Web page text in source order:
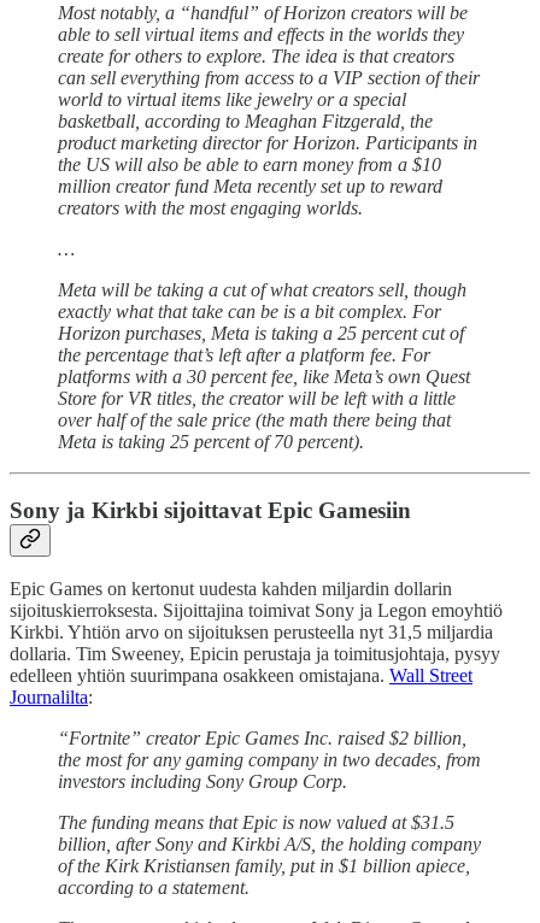
Most notably, a “handful” of Horizon creators will be
able to sell virtual items and effects in the worlds they
create for others to explore. The idea is that creators
can sell everything from access to a VIP section of their
world to virtual items like jewelry or a special
basketball, according to Meaghan Fitzgerald, the
product marketing director for Horizon. Participants in
the US will also be able to earn money from a $10
million creator fund Meta recently set up to reward
creators with the most engaging worlds.
…
Meta will be taking a cut of what creators sell, though
exactly what that take can be is a bit complex. For
Horizon purchases, Meta is taking a 25 percent cut of
the percentage that’s left after a platform fee. For
platforms with a 30 percent fee, like Meta’s own Quest
Store for VR titles, the creator will be left with a little
over half of the sale price (the math there being that
Meta is taking 25 percent of 70 percent).
Sony ja Kirkbi sijoittavat Epic Gamesiin
Epic Games on kertonut uudesta kahden miljardin dollarin
sijoituskierroksesta. Sijoittajina toimivat Sony ja Legon emoyhtiö
Kirkbi. Yhtiön arvo on sijoituksen perusteella nyt 31,5 miljardia
dollaria. Tim Sweeney, Epicin perustaja ja toimitusjohtaja, pysyy
edelleen yhtiön suurimpana osakkeen omistajana. Wall Street
Journalilta:
“Fortnite” creator Epic Games Inc. raised $2 billion,
the most for any gaming company in two decades, from
investors including Sony Group Corp.
The funding means that Epic is now valued at $31.5
billion, after Sony and Kirkbi A/S, the holding company
of the Kirk Kristiansen family, put in $1 billion apiece,
according to a statement.